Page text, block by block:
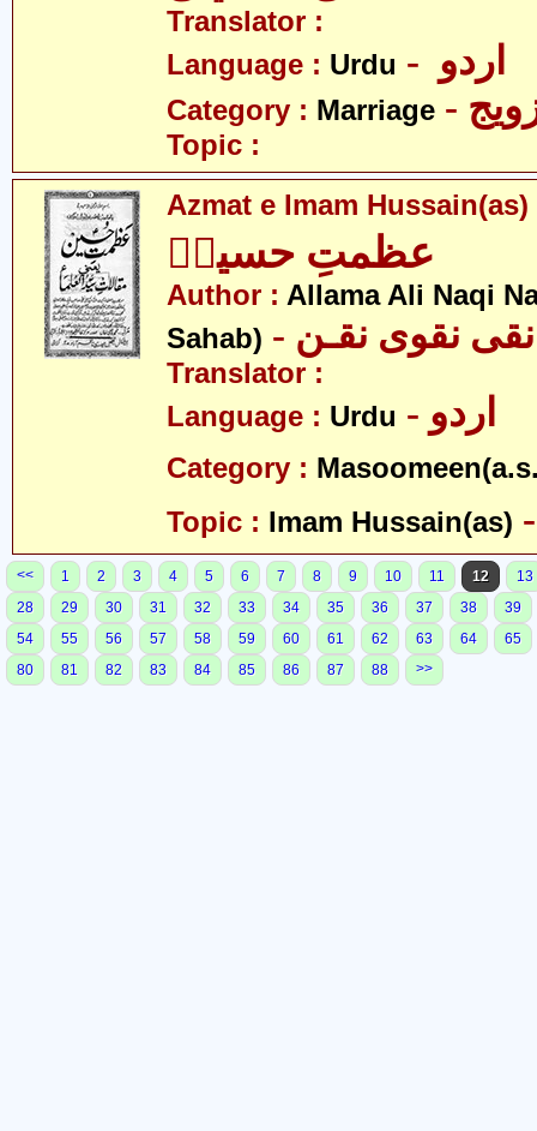
Translator :
Language : Urdu
Category : Marriage
Topic :
Azmat e Imam Hussain(as)
عظمتِ حسینؑ
Author : Allama Ali Naqi
Sahab)
نقوی نقـن
Translator :
Language : Urdu - اردو
Category :
Topic : Imam Hussain(as)
<< 1 2 3 4 5 6 7 8 9 10 11 12
13
28
29 30 31 32 33 34 35 36 37 38
39
54
55 56 57 58 59 60 61 62 63 64
65
80
81 82 83 84 85 86 87 88 >>